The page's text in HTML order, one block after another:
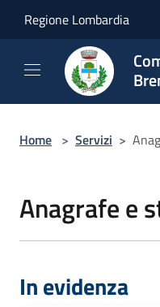
Regione Lombardia
Home > Servizi >
Anagrafe e
In evidenza